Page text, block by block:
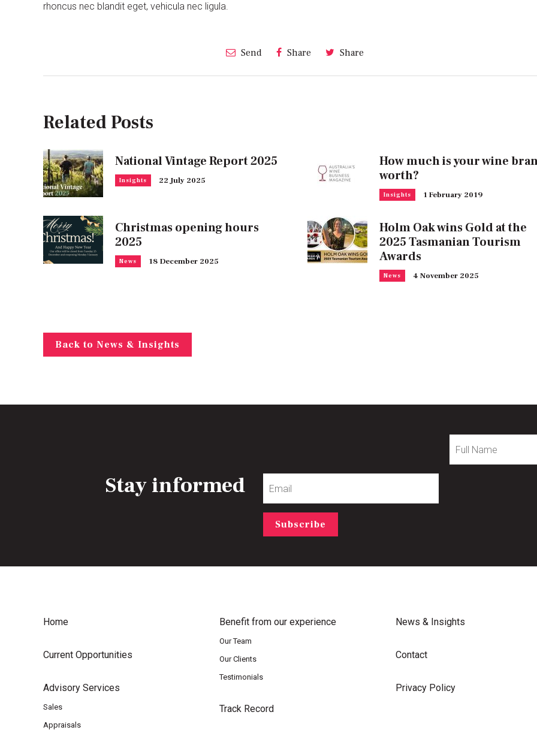
rhoncus nec blandit eget, vehicula nec ligula.
Send Share Share
Related Posts
National Vintage Report 2025
Insights 22 July 2025
How much is your wine
worth?
Insights 1 February 2019
Christmas opening hours
2025
News 18 December 2025
Holm Oak wins Gold at the
2025 Tasmanian Tourism
Awards
News 4 November 2025
Back to News & Insights
Stay informed
Name
Subscribe
Home
Current Opportunities
Advisory Services
Sales
Appraisals
Benefit from our experience
Our Team
Our Clients
Testimonials
Track Record
News & Insights
Contact
Privacy Policy